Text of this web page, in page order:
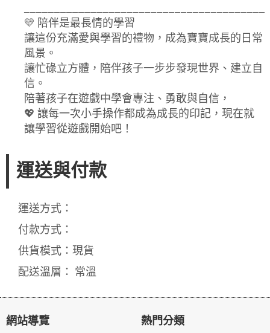
💛 陪伴是最長情的學習
讓這份充滿愛與學習的禮物，成為寶寶成長的日常
風景。
讓忙碌立方體，陪伴孩子一步步發現世界、建立自
信。
陪著孩子在遊戲中學會專注、勇敢與自信，
💖 讓每一次小手操作都成為成長的印記，現在就
讓學習從遊戲開始吧！
運送與付款
運送方式：
付款方式：
供貨模式：現貨
配送溫層： 常溫
網站導覽 熱門分類